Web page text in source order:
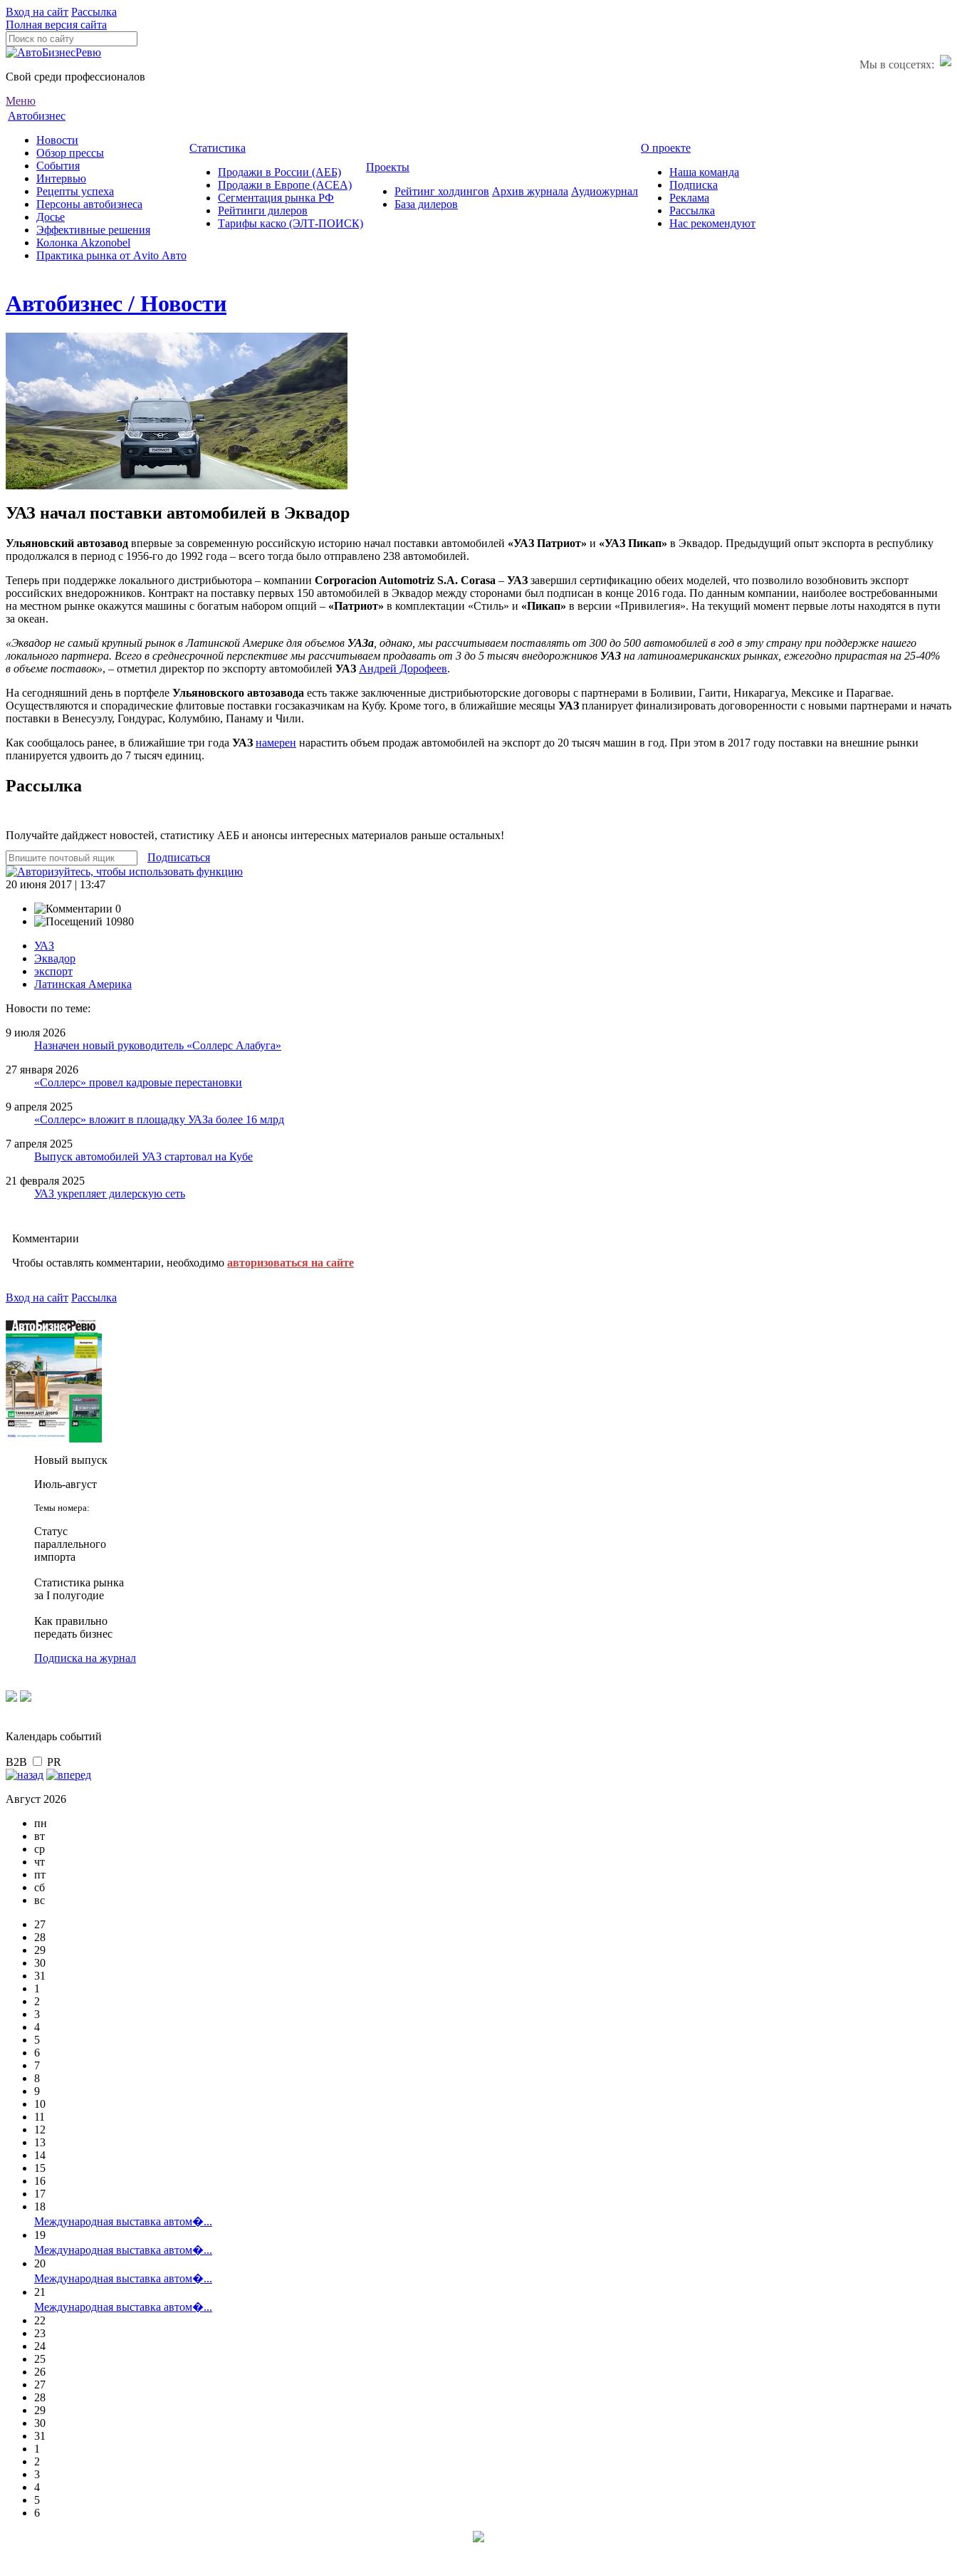
Вход на сайт Рассылка
Полная версия сайта
Мы в соцсетях:
Свой среди профессионалов
Меню
Автобизнес
Новости
Обзор прессы
События
Интервью
Рецепты успеха
Персоны автобизнеса
Досье
Эффективные решения
Колонка Akzonobel
Практика рынка от Аvito Авто
Статистика
Продажи в России (АЕБ)
Продажи в Европе (ACEA)
Сегментация рынка РФ
Рейтинги дилеров
Тарифы каско (ЭЛТ-ПОИСК)
Проекты
Рейтинг холдингов
База дилеров
Архив журнала Аудиожурнал
О проекте
Наша команда
Подписка
Реклама
Рассылка
Нас рекомендуют
Автобизнес / Новости
УАЗ начал поставки автомобилей в Эквадор
Ульяновский автозавод впервые за современную российскую историю начал поставки автомобилей «УАЗ Патриот» и «УАЗ Пикап» в Эквадор. Предыдущий опыт экспорта в республику
продолжался в период с 1956-го до 1992 года – всего тогда было отправлено 238 автомобилей.
Теперь при поддержке локального дистрибьютора – компании Corporacion Automotriz S.A. Corasa – УАЗ завершил сертификацию обеих моделей, что позволило возобновить экспорт
российских внедорожников. Контракт на поставку первых 150 автомобилей в Эквадор между сторонами был подписан в конце 2016 года. По данным компании, наиболее востребованными
на местном рынке окажутся машины с богатым набором опций – «Патриот» в комплектации «Стиль» и «Пикап» в версии «Привилегия». На текущий момент первые лоты находятся в пути
за океан.
«Эквадор не самый крупный рынок в Латинской Америке для объемов УАЗа , однако, мы рассчитываем поставлять от 300 до 500 автомобилей в год в эту страну при поддержке нашего
локального партнера. Всего в среднесрочной перспективе мы рассчитываем продавать от 3 до 5 тысяч внедорожников УАЗ на латиноамериканских рынках, ежегодно прирастая на 25-40%
в объеме поставок», – отметил директор по экспорту автомобилей УАЗ Андрей Дорофеев.
На сегодняшний день в портфеле Ульяновского автозавода есть также заключенные дистрибьюторские договоры с партнерами в Боливии, Гаити, Никарагуа, Мексике и Парагвае.
Осуществляются и спорадические флитовые поставки госзаказчикам на Кубу. Кроме того, в ближайшие месяцы УАЗ планирует финализировать договоренности с новыми партнерами и начать
поставки в Венесуэлу, Гондурас, Колумбию, Панаму и Чили.
Как сообщалось ранее, в ближайшие три года УАЗ намерен нарастить объем продаж автомобилей на экспорт до 20 тысяч машин в год. При этом в 2017 году поставки на внешние рынки
планируется удвоить до 7 тысяч единиц.
Рассылка
Получайте дайджест новостей, статистику АЕБ и анонсы интересных материалов раньше остальных!
Подписаться
20 июня 2017 | 13:47
0
10980
УАЗ
Эквадор
экспорт
Латинская Америка
Новости по теме:
9 июля 2026
Назначен новый руководитель «Соллерс Алабуга»
27 января 2026
«Соллерс» провел кадровые перестановки
9 апреля 2025
«Соллерс» вложит в площадку УАЗа более 16 млрд
7 апреля 2025
Выпуск автомобилей УАЗ стартовал на Кубе
21 февраля 2025
УАЗ укрепляет дилерскую сеть
Комментарии
Чтобы оставлять комментарии, необходимо авторизоваться на сайте
Вход на сайт Рассылка
Новый выпуск
Июль-август
Темы номера:
Статус
параллельного
импорта
Статистика рынка
за I полугодие
Как правильно
передать бизнес
Подписка на журнал
Календарь событий
B2B PR
Август 2026
пн
вт
ср
чт
пт
сб
вс
27
28
29
30
31
1
2
3
4
5
6
7
8
9
10
11
12
13
14
15
16
17
18
Международная выставка автом�...
19
Международная выставка автом�...
20
Международная выставка автом�...
21
Международная выставка автом�...
22
23
24
25
26
27
28
29
30
31
1
2
3
4
5
6